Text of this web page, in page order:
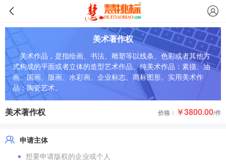
美术著作权
美术作品，是指绘画、书法、雕塑等以线条、色彩或者其他方
式构成的平面或者立体的造型艺术作品。纯美术作品：素描、油
画、国画、版画、水彩画、企业标志、商标图形。实用美术作
品：陶瓷艺术。
美术著作权 价格： ￥3800.00/件
申请主体
想要申请版权的企业或个人